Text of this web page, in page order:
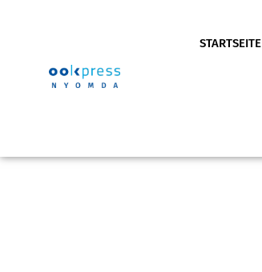
STARTSEITE